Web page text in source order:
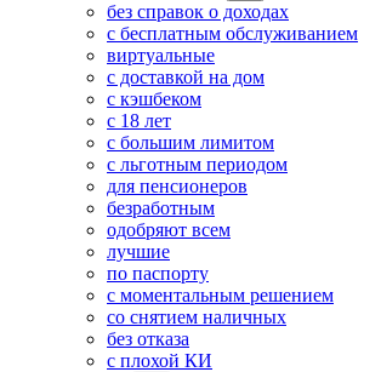
без справок о доходах
с бесплатным обслуживанием
виртуальные
с доставкой на дом
с кэшбеком
с 18 лет
с большим лимитом
с льготным периодом
для пенсионеров
безработным
одобряют всем
лучшие
по паспорту
с моментальным решением
со снятием наличных
без отказа
с плохой КИ